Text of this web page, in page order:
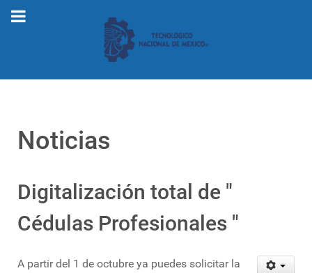
Noticias
Digitalización total de "
Cédulas Profesionales "
A partir del 1 de octubre ya puedes solicitar la